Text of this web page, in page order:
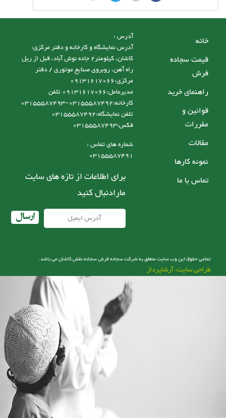
خانه
قیمت سجاده
فرش
راهنمای خرید
قوانین و
مقررات
مقالات
نمونه کارها
تماس با ما
آدرس :
آدرس نمایشگاه و کارخانه و دفتر مرکزی:
کاشان، کیلومتر2 جاده نوش آباد، قبل از ریل
راه آهن، روبروی صنایع موتوری / دفتر
مرکزی:09131617066
مدیرعامل:09131617066 تلفن
کارخانه:03155587492-03155587493
تلفن نمایشگاه:03155587492
فکس:03155587493
شماره های تماس :
03155587491
برای اطلاعات از تازه های سایت
مارادنبال کنید
ارسال
تمامی حقوق این وب سایت متعلق به شرکت سجاده فرش سجاده نقش کاشان می باشد.
طراحی سایت: آرشاپرداز